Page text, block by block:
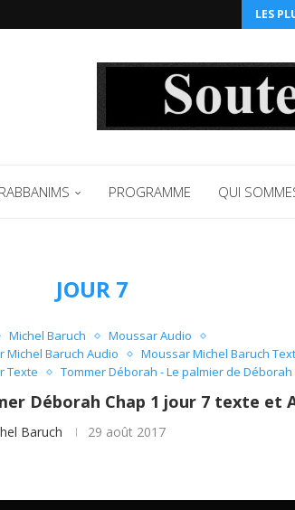
LES
RABBANIMS PROGRAMME QUI
JOUR 7
Michel Baruch
Moussar Audio
Michel Baruch Audio
Moussar Michel Baruch
Texte
Tommer Déborah - Le palmier de Déborah
Déborah Chap 1 jour 7 texte et
Baruch 29 août 2017